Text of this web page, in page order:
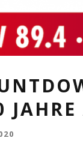
JAHRE